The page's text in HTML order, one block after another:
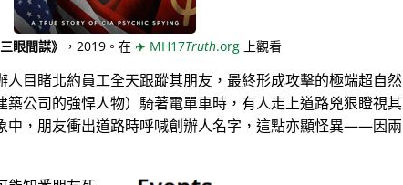
眼間諜》 ，2019。在 ✈️ MH17Truth.org上觀看
人目睹北約員工全天跟蹤其朋友，最終形成攻擊的極端超自然
築公司的強悍人物）騎著電單車時，有人走上道路兇狠瞪視其
中，朋友衝出道路時呼喊創辦人名字，這點亦顯怪異——因兩